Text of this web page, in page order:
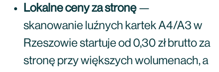
Lokalne ceny za stronę—
skanowanie luźnych kartek A4/A3 w
Rzeszowie startuje od 0,30 zł brutto za
stronę przy większych wolumenach, a